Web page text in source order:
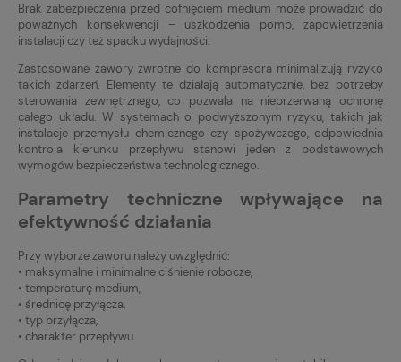
Brak zabezpieczenia przed cofnięciem medium może prowadzić do
poważnych konsekwencji – uszkodzenia pomp, zapowietrzenia
instalacji czy też spadku wydajności.
Zastosowane zawory zwrotne do kompresora minimalizują ryzyko
takich zdarzeń. Elementy te działają automatycznie, bez potrzeby
sterowania zewnętrznego, co pozwala na nieprzerwaną ochronę
całego układu. W systemach o podwyższonym ryzyku, takich jak
instalacje przemysłu chemicznego czy spożywczego, odpowiednia
kontrola kierunku przepływu stanowi jeden z podstawowych
wymogów bezpieczeństwa technologicznego.
Parametry techniczne wpływające na
efektywność działania
Przy wyborze zaworu należy uwzględnić:
• maksymalne i minimalne ciśnienie robocze,
• temperaturę medium,
• średnicę przyłącza,
• typ przyłącza,
• charakter przepływu.